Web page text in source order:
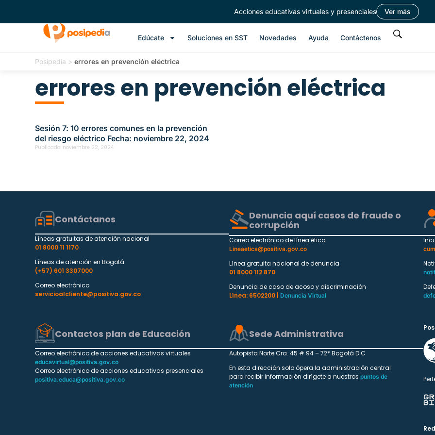
Acciones educativas virtuales y presenciales Ver más
Edúcate Soluciones en SST Novedades Ayuda Contáctenos
Posipedia > errores en prevención eléctrica
errores en prevención eléctrica
Sesión 7: 10 errores comunes en la prevención
del riesgo eléctrico Fecha: noviembre 22, 2024
Publicado: noviembre 22, 2024
Contáctanos
Líneas gratuitas de atención nacional
01 8000 11 1170
Líneas de atención en Bogotá
(+57) 601 3307000
Correo electrónico
servicioalcliente@positiva.gov.co
Denuncia aquí casos de fraude o
corrupción
Correo electrónico de línea ética
Lineaetica@positiva.gov.co
Línea gratuita nacional de denuncia
01 8000 112 870
Denuncia de caso de acoso y discriminación
Línea: 6502200 |
Denuncia Virtual
Contactos plan de Educación
Correo electrónico de acciones educativas virtuales
educavirtual@positiva.gov.co
Correo electrónico de acciones educativas presenciales
positiva.educa@positiva.gov.co
Sede Administrativa
Autopista Norte Cra. 45 # 94 – 72* Bogotá D.C
En esta dirección solo ópera la administración central
para recibir información dirígete a nuestros puntos de
atención